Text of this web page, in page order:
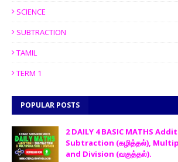
SCIENCE
SUBTRACTION
TAMIL
TERM 1
POPULAR POSTS
2 DAILY 4 BASIC MATHS
Subtraction (கழித்தல்),
and Division (வகுத்தல்).